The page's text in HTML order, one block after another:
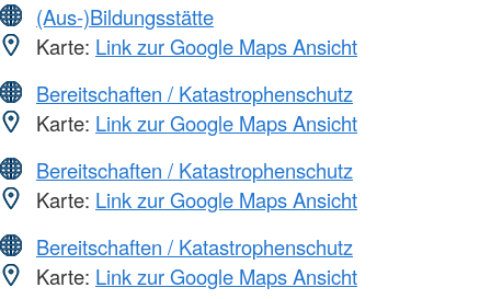
(Aus-)Bildungsstätte
Karte: Link zur Google Maps Ansicht
Bereitschaften / Katastrophenschutz
Karte: Link zur Google Maps Ansicht
Bereitschaften / Katastrophenschutz
Karte: Link zur Google Maps Ansicht
Bereitschaften / Katastrophenschutz
Karte: Link zur Google Maps Ansicht